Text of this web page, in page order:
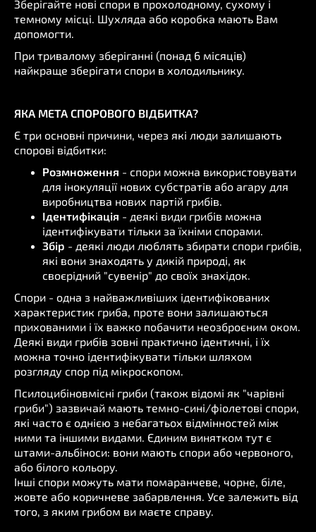
Зберігайте нові спори в прохолодному, сухому і
темному місці. Шухляда або коробка мають Вам
допомогти.
При тривалому зберіганні (понад 6 місяців)
найкраще зберігати спори в холодильнику.
ЯКА МЕТА СПОРОВОГО ВІДБИТКА?
Є три основні причини, через які люди залишають
спорові відбитки:
Розмноження - спори можна використовувати
для інокуляції нових субстратів або агару для
виробництва нових партій грибів.
Ідентифікація - деякі види грибів можна
ідентифікувати тільки за їхніми спорами.
Збір - деякі люди люблять збирати спори грибів,
які вони знаходять у дикій природі, як
своєрідний "сувенір" до своїх знахідок.
Спори - одна з найважливіших ідентифікованих
характеристик гриба, проте вони залишаються
прихованими і їх важко побачити неозброєним оком.
Деякі види грибів зовні практично ідентичні, і їх
можна точно ідентифікувати тільки шляхом
розгляду спор під мікроскопом.
Псилоцибіновмісні гриби (також відомі як "чарівні
гриби") зазвичай мають темно-сині/фіолетові спори,
які часто є однією з небагатьох відмінностей між
ними та іншими видами. Єдиним винятком тут є
штами-альбіноси: вони мають спори або червоного,
або білого кольору.
Інші спори можуть мати помаранчеве, чорне, біле,
жовте або коричневе забарвлення. Усе залежить від
того, з яким грибом ви маєте справу.